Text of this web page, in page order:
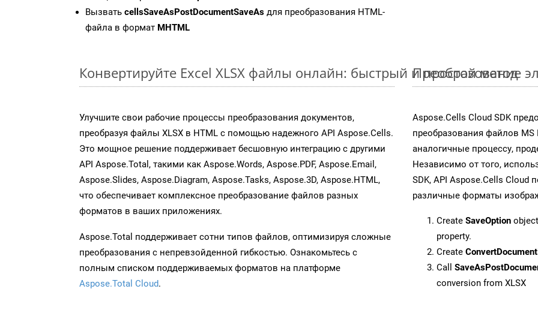
Вызвать cellsSaveAsPostDocumentSaveAs для преобразования HTML-
файла в формат MHTML
Конвертируйте Excel XLSX файлы онлайн: быстрый и простой метод
Улучшите свои рабочие процессы преобразования документов,
преобразуя файлы XLSX в HTML с помощью надежного API Aspose.Cells.
Это мощное решение поддерживает бесшовную интеграцию с другими
API Aspose.Total, такими как Aspose.Words, Aspose.PDF, Aspose.Email,
Aspose.Slides, Aspose.Diagram, Aspose.Tasks, Aspose.3D, Aspose.HTML,
что обеспечивает комплексное преобразование файлов разных
форматов в ваших приложениях.
Aspose.Total поддерживает сотни типов файлов, оптимизируя сложные
преобразования с непревзойденной гибкостью. Ознакомьтесь с
полным списком поддерживаемых форматов на платформе
Aspose.Total Cloud.
Преобразование
Aspose.Cells Cloud SDK
преобразования файлов
аналогичные процессу,
Независимо от того,
SDK, API Aspose.Cells Cloud
различные форматы
Create SaveOption
property.
Create
Call
conversion from XLSX